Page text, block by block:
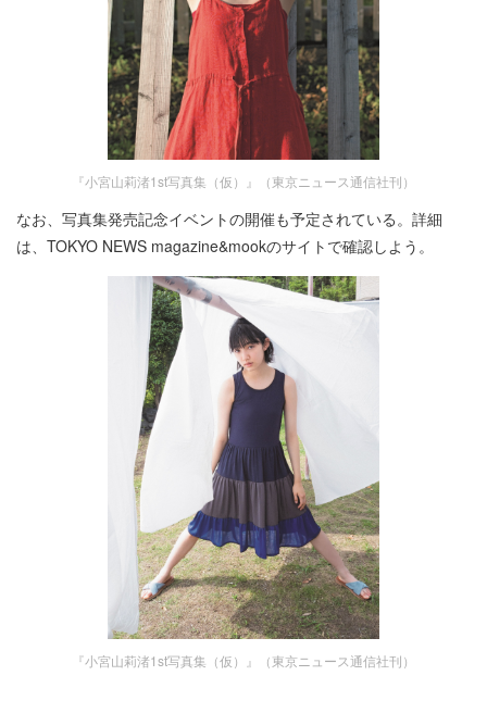
『小宮山莉渚1st写真集（仮）』（東京ニュース通信社刊）
なお、写真集発売記念イベントの開催も予定されている。詳細
は、TOKYO NEWS magazine&mookのサイトで確認しよう。
『小宮山莉渚1st写真集（仮）』（東京ニュース通信社刊）